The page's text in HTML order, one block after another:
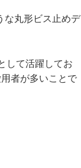
な丸形ビス止めデ
して活躍してお
者が多いことで